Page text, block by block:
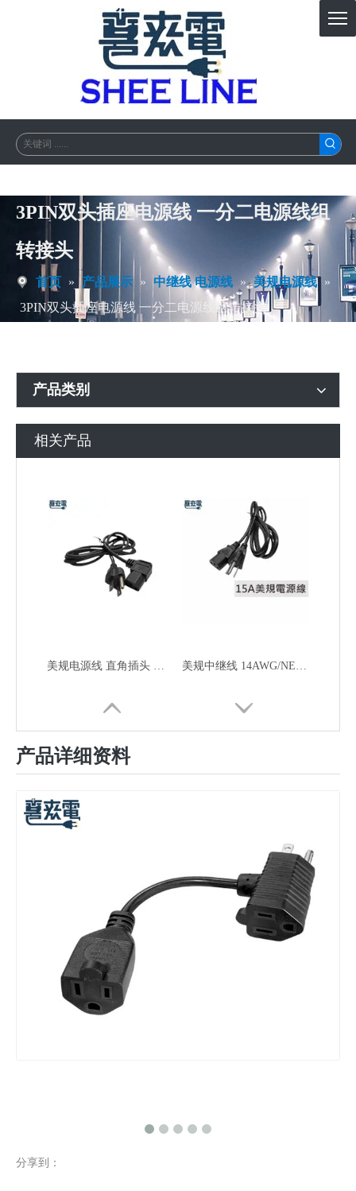
3PIN双头插座电源线 一分二电源线组
转接头
首页 » 产品展示 » 中继线 电源线 » 美规电源线 »
3PIN双头插座电源线 一分二电源线组转接头
产品类别
相关产品
美规电源线 直角插头 品字头母插 美规中继线 14AWG/NEMA 5-15P接C13插座/15A/1.8M
美规电源线 8字型 2孔母插电源线
2PIN双头插座电源线 一分二电源线组转接头
产品详细资料
分享到：